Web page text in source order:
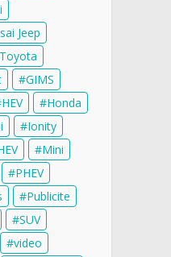
Jeep
GIMS
HEV
Honda
Ionity
Mini
PHEV
Publicite
SUV
video